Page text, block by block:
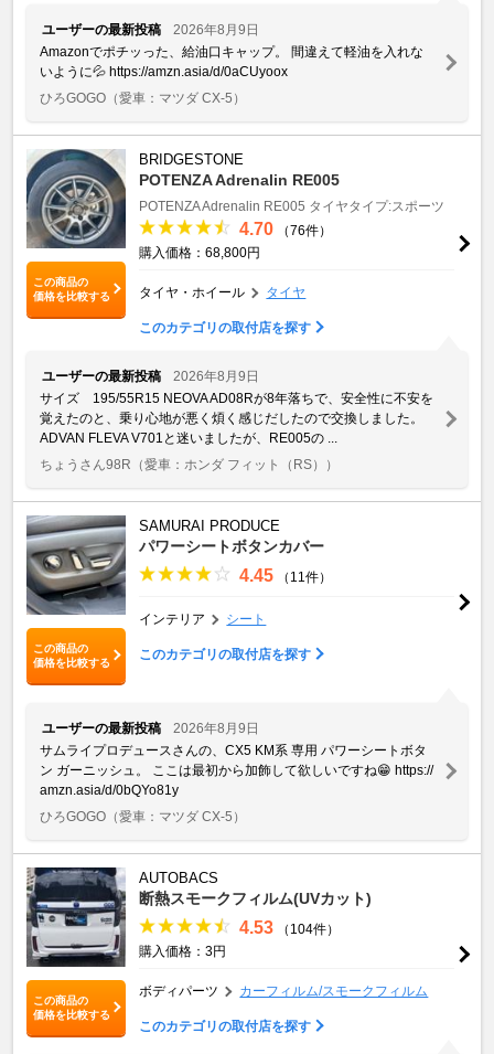
ユーザーの最新投稿
2026年8月9日
Amazonでポチッった、給油口キャップ。 間違えて軽油を入れな
いように💦 https://amzn.asia/d/0aCUyoox
ひろGOGO （愛車：マツダ CX-5）
この商品の
価格を比較する
BRIDGESTONE
POTENZA Adrenalin RE005
POTENZA Adrenalin RE005 タイヤタイプ:スポーツ
4.70
（76件）
購入価格：68,800円
タイヤ・ホイール タイヤ
このカテゴリの取付店を探す
ユーザーの最新投稿
2026年8月9日
サイズ 195/55R15 NEOVA AD08Rが8年落ちで、安全性に不安を
覚えたのと、乗り心地が悪く煩く感じだしたので交換しました。
ADVAN FLEVA V701と迷いましたが、RE005の ...
ちょうさん98R （愛車：ホンダ フィット（RS））
この商品の
価格を比較する
SAMURAI PRODUCE
パワーシートボタンカバー
4.45 （11件）
インテリア シート
このカテゴリの取付店を探す
ユーザーの最新投稿
2026年8月9日
サムライプロデュースさんの、CX5 KM系 専用 パワーシートボタ
ン ガーニッシュ。 ここは最初から加飾して欲しいですね😁 https://
amzn.asia/d/0bQYo81y
ひろGOGO （愛車：マツダ CX-5）
この商品の
価格を比較する
AUTOBACS
断熱スモークフィルム(UVカット)
4.53
（104件）
購入価格：3円
ボディパーツ カーフィルム/スモークフィルム
このカテゴリの取付店を探す